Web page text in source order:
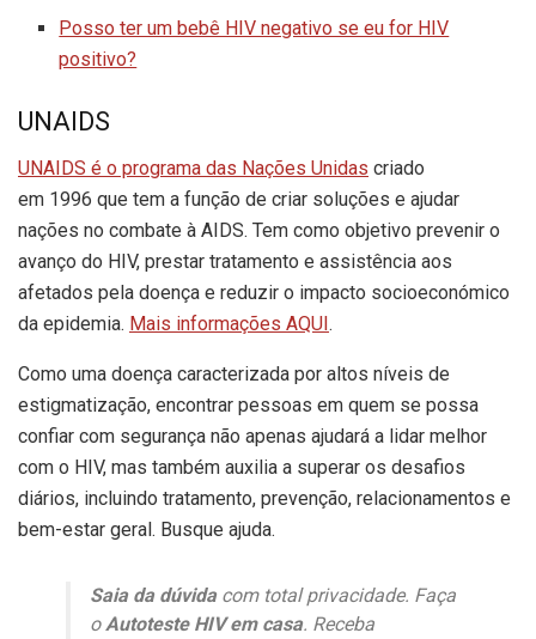
Posso ter um bebê HIV negativo se eu for HIV
positivo?
UNAIDS
UNAIDS é o programa das Nações Unidas criado
em 1996 que tem a função de criar soluções e ajudar
nações no combate à AIDS. Tem como objetivo prevenir o
avanço do HIV, prestar tratamento e assistência aos
afetados pela doença e reduzir o impacto socioeconómico
da epidemia. Mais informações AQUI.
Como uma doença caracterizada por altos níveis de
estigmatização, encontrar pessoas em quem se possa
confiar com segurança não apenas ajudará a lidar melhor
com o HIV, mas também auxilia a superar os desafios
diários, incluindo tratamento, prevenção, relacionamentos e
bem-estar geral. Busque ajuda.
Saia da dúvidacom total privacidade. Faça
o Autoteste HIV em casa. Receba